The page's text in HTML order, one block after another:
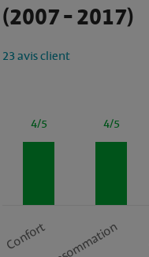
(2007 - 2017)
23 avis client
4/5
Confort
4/5